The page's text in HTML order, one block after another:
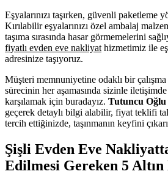
Eşyalarınızı taşırken, güvenli paketleme
Kırılabilir eşyalarınızı özel ambalaj
taşıma sırasında hasar görmemelerini
fiyatlı evden eve nakliyat hizmetimiz ile
adresinize taşıyoruz.
Müşteri memnuniyetine odaklı bir çalışma
sürecinin her aşamasında sizinle
karşılamak için buradayız. Tutuncu
geçerek detaylı bilgi alabilir, fiyat teklifi
tercih ettiğinizde, taşınmanın keyfini
Şişli Evden Eve
Edilmesi Gereken 5